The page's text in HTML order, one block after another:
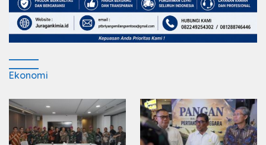
Ekonomi